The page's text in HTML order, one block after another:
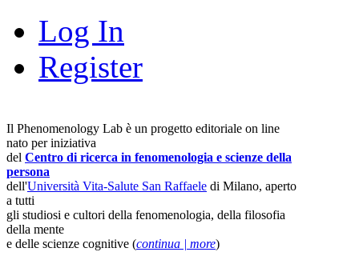
Log In
Register
Il Phenomenology Lab è un progetto editoriale on line
nato per iniziativa
del Centro di ricerca in fenomenologia e scienze della
persona
dell'Università Vita-Salute San Raffaele di Milano, aperto
a tutti
gli studiosi e cultori della fenomenologia, della filosofia
della mente
e delle scienze cognitive (continua | more)